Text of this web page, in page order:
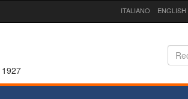
ITALIANO ENGLISH